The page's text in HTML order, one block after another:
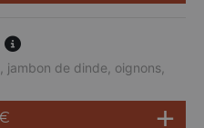
de dinde, oignons,